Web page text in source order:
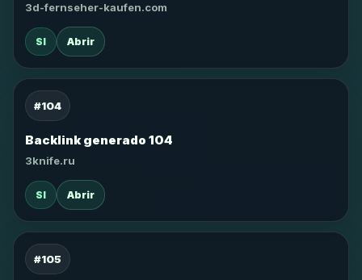
3d-fernseher-kaufen.com
SI Abrir
#104
Backlink generado 104
3knife.ru
SI Abrir
#105